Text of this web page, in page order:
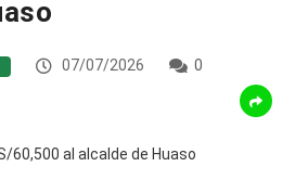
07/07/2026
0